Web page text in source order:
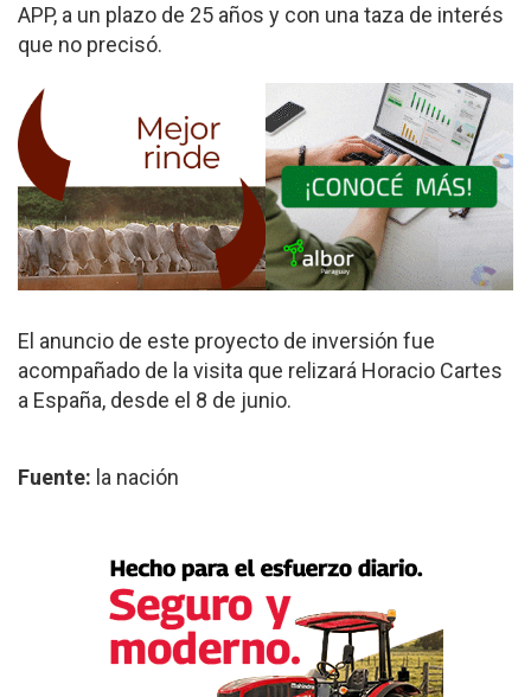
APP, a un plazo de 25 años y con una taza de interés
que no precisó.
El anuncio de este proyecto de inversión fue
acompañado de la visita que relizará Horacio Cartes
a España, desde el 8 de junio.
Fuente: la nación